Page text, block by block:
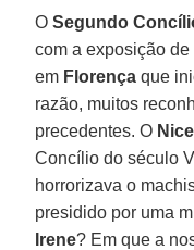
OSegundo
com a exposição de
em Florençaque
razão, muitos
precedentes. O
Concílio do século
horrorizava o
presidido por uma
Irene? Em que a